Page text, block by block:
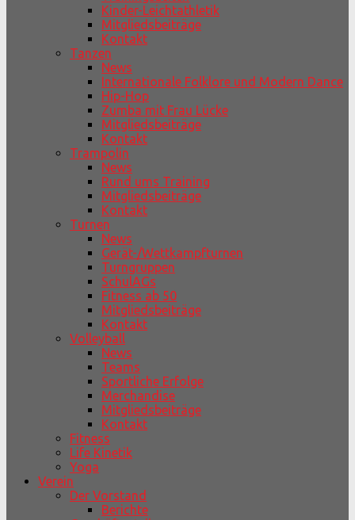
Kinder-Leichtathletik
Mitgliedsbeiträge
Kontakt
Tanzen
News
Internationale Folklore und Modern Dance
Hip-Hop
Zumba mit Frau Lücke
Mitgliedsbeiträge
Kontakt
Trampolin
News
Rund ums Training
Mitgliedsbeiträge
Kontakt
Turnen
News
Gerät-/Wettkampfturnen
Turngruppen
SchulAGs
Fitness ab 50
Mitgliedsbeiträge
Kontakt
Volleyball
News
Teams
Sportliche Erfolge
Merchandise
Mitgliedsbeiträge
Kontakt
Fitness
Life Kinetik
Yoga
Verein
Der Vorstand
Berichte